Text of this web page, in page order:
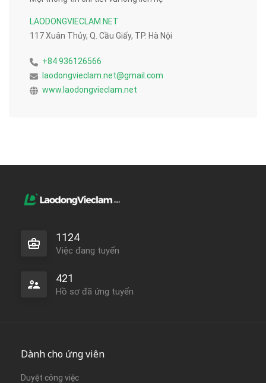
LAODONGVIECLAM.NET
117 Xuân Thủy, Q. Cầu Giấy, TP. Hà Nội
+84 936126566
laodongvieclam.net@gmail.com
www.laodongvieclam.net
1124
Việc đang tuyển
421
Hồ sơ đã ứng tuyển
Dành cho ứng viên
Duyệt công việc